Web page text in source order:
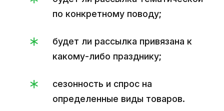
по конкретному поводу;
будет ли рассылка привязана к
какому-либо празднику;
сезонность и спрос на
определенные виды товаров.